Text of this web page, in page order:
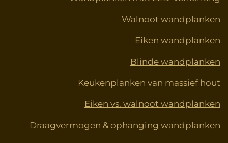
Walnoot wandplanken
Eiken wandplanken
Blinde wandplanken
Keukenplanken van massief hout
Eiken vs. walnoot wandplanken
Draagvermogen & ophanging wandplanken